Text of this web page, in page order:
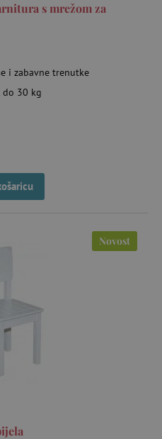
s mrežom za
i zabavne trenutke
do 30 kg
Novost